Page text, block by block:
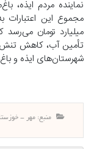
نماینده مردم ایذه،
میلیارد تومان
تأمین آب، کاهش تنش
شهرستان‌های ایذه و
منبع: مهر -